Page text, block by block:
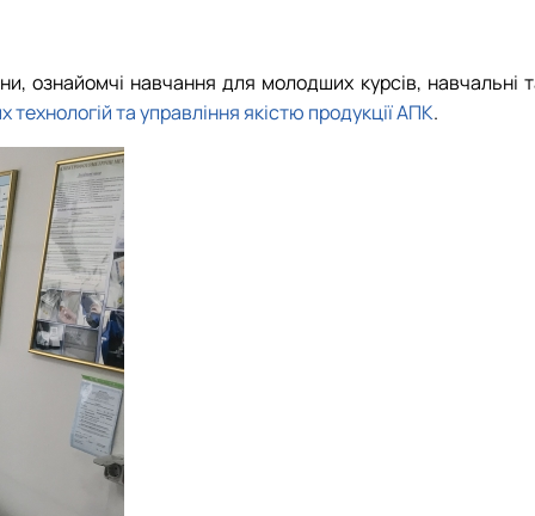
ознайомчі навчання для молодших курсів, навчальні
технологій та управління якістю продукції АПК.